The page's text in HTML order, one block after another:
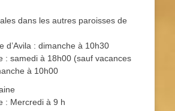
dans les autres paroisses de
d’Avila : dimanche à 10h30
: samedi à 18h00 (sauf vacances
à 10h00
: Mercredi à 9 h